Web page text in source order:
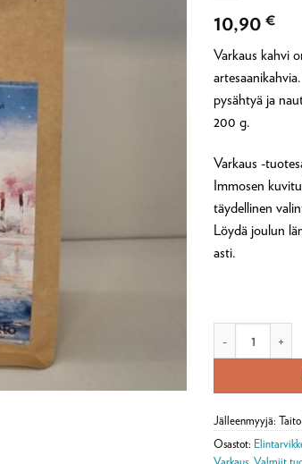
10,90 €
Varkaus kahvi
pysähtyä ja
200 g.
Varkaus -
Immosen
täydellinen
Löydä joulun
asti.
Jälleenmyyjä: Taito
Osastot: